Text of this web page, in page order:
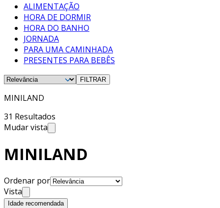
ALIMENTAÇÃO
HORA DE DORMIR
HORA DO BANHO
JORNADA
PARA UMA CAMINHADA
PRESENTES PARA BEBÊS
FILTRAR
MINILAND
31 Resultados
Mudar vista
MINILAND
Ordenar por
Vista
Idade recomendada